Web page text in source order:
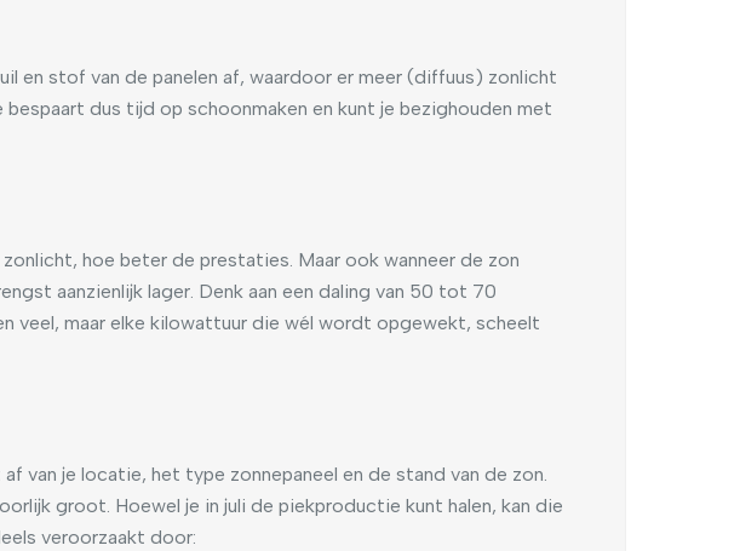
en stof van de panelen af, waardoor er meer (diffuus) zonlicht
dus tijd op schoonmaken en kunt je bezighouden met
hoe beter de prestaties. Maar ook wanneer de zon
aanzienlijk lager. Denk aan een daling van 50 tot 70
veel, maar elke kilowattuur die wél wordt opgewekt, scheelt
van je locatie, het type zonnepaneel en de stand van de zon.
groot. Hoewel je in juli de piekproductie kunt halen, kan die
veroorzaakt door: